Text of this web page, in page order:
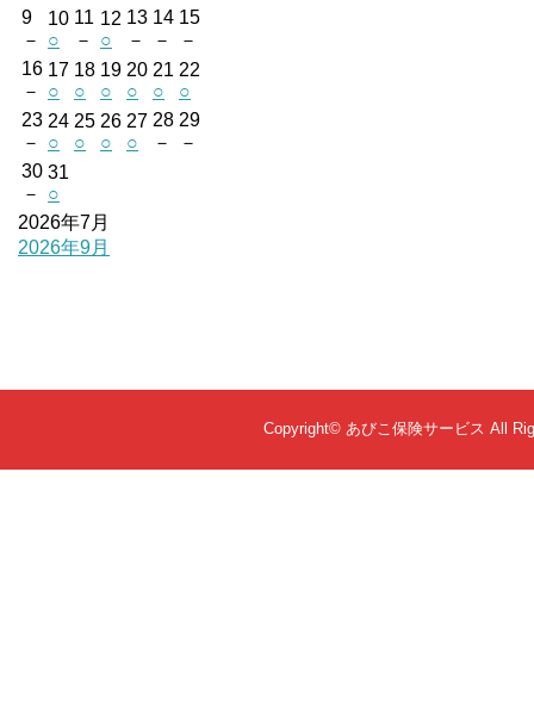
9
－
10
○
11
－
12
○
13
－
14
－
15
－
16
－
17
○
18
○
19
○
20
○
21
○
22
○
23
－
24
○
25
○
26
○
27
○
28
－
29
－
30
－
31
○
2026年7月
2026年9月
Copyright© あびこ保険サービス All